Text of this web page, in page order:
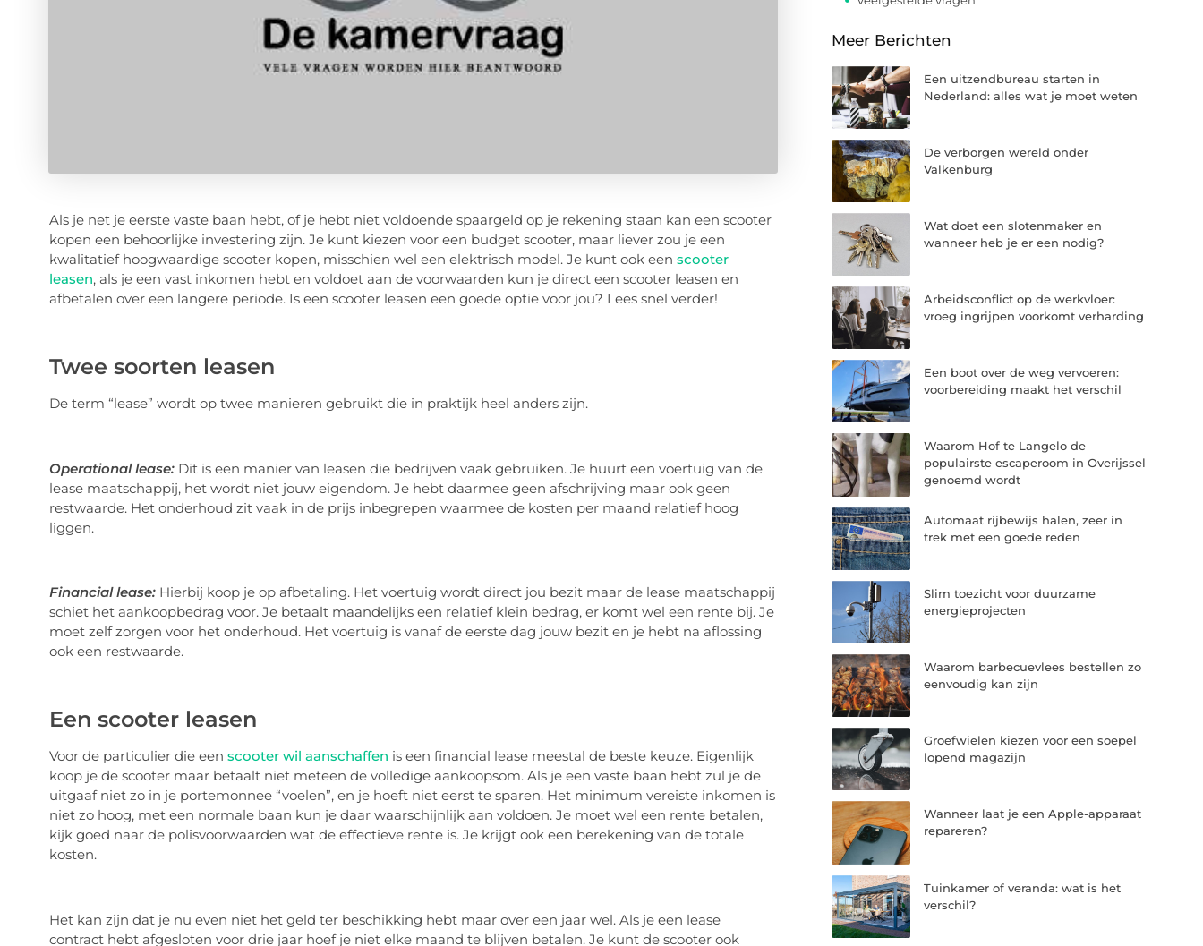
Als je net je eerste vaste baan hebt, of je hebt niet voldoende spaargeld op je rekening staan kan een scooter
kopen een behoorlijke investering zijn. Je kunt kiezen voor een budget scooter, maar liever zou je een
kwalitatief hoogwaardige scooter kopen, misschien wel een elektrisch model. Je kunt ook een scooter
leasen, als je een vast inkomen hebt en voldoet aan de voorwaarden kun je direct een scooter leasen en
afbetalen over een langere periode. Is een scooter leasen een goede optie voor jou? Lees snel verder!
Twee soorten leasen
De term “lease” wordt op twee manieren gebruikt die in praktijk heel anders zijn.
Operational lease:Dit is een manier van leasen die bedrijven vaak gebruiken. Je huurt een voertuig van de
lease maatschappij, het wordt niet jouw eigendom. Je hebt daarmee geen afschrijving maar ook geen
restwaarde. Het onderhoud zit vaak in de prijs inbegrepen waarmee de kosten per maand relatief hoog
liggen.
Financial lease:Hierbij koop je op afbetaling. Het voertuig wordt direct jou bezit maar de lease maatschappij
schiet het aankoopbedrag voor. Je betaalt maandelijks een relatief klein bedrag, er komt wel een rente bij. Je
moet zelf zorgen voor het onderhoud. Het voertuig is vanaf de eerste dag jouw bezit en je hebt na aflossing
ook een restwaarde.
Een scooter leasen
Voor de particulier die een scooter wil aanschaffen is een financial lease meestal de beste keuze. Eigenlijk
koop je de scooter maar betaalt niet meteen de volledige aankoopsom. Als je een vaste baan hebt zul je de
uitgaaf niet zo in je portemonnee “voelen”, en je hoeft niet eerst te sparen. Het minimum vereiste inkomen is
niet zo hoog, met een normale baan kun je daar waarschijnlijk aan voldoen. Je moet wel een rente betalen,
kijk goed naar de polisvoorwaarden wat de effectieve rente is. Je krijgt ook een berekening van de totale
kosten.
Het kan zijn dat je nu even niet het geld ter beschikking hebt maar over een jaar wel. Als je een lease
contract hebt afgesloten voor drie jaar hoef je niet elke maand te blijven betalen. Je kunt de scooter ook
Meer Berichten
Een uitzendbureau starten in
Nederland: alles wat je moet weten
De verborgen wereld onder
Valkenburg
Wat doet een slotenmaker en
wanneer heb je er een nodig?
Arbeidsconflict op de werkvloer:
vroeg ingrijpen voorkomt verharding
Een boot over de weg vervoeren:
voorbereiding maakt het verschil
Waarom Hof te Langelo de
populairste escaperoom in Overijssel
genoemd wordt
Automaat rijbewijs halen, zeer in
trek met een goede reden
Slim toezicht voor duurzame
energieprojecten
Waarom barbecuevlees bestellen zo
eenvoudig kan zijn
Groefwielen kiezen voor een soepel
lopend magazijn
Wanneer laat je een Apple-apparaat
repareren?
Tuinkamer of veranda: wat is het
verschil?